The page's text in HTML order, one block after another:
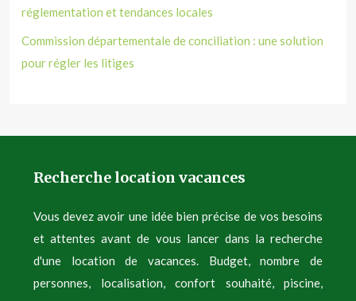
réglementation et tendances locales
Commission départementale de conciliation : une solution
pour régler les litiges
Recherche location vacances
Vous devez avoir une idée bien précise de vos besoins
et attentes avant de vous lancer dans la recherche
d'une location de vacances. Budget, nombre de
personnes, localisation, confort souhaité, piscine,